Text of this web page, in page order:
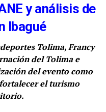
y análisis de
Ibagué
Tolima, Francy
del Tolima e
del evento como
el turismo